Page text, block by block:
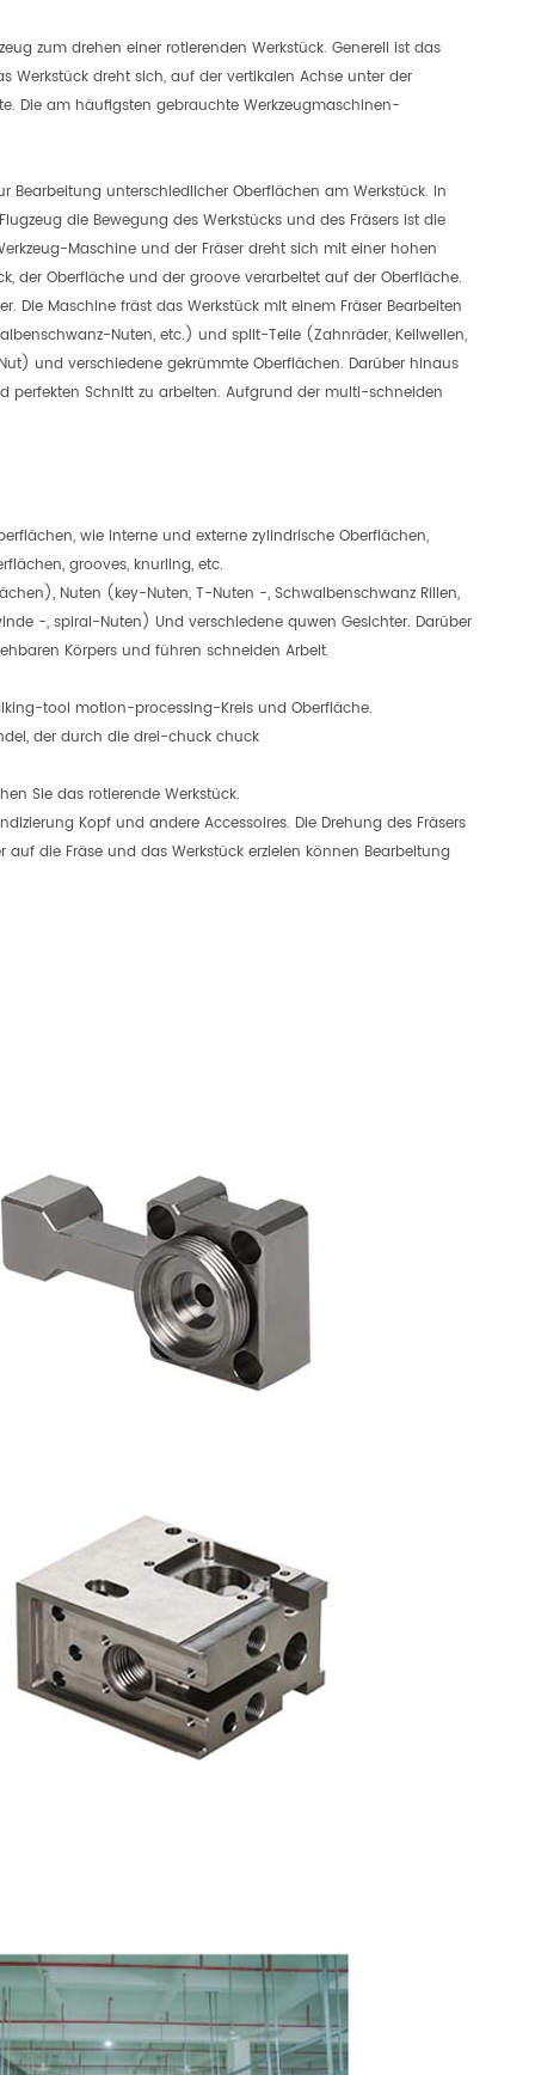
zum drehen einer rotierenden Werkstück. Generell ist das
Werkstück dreht sich, auf der vertikalen Achse unter der
Die am häufigsten gebrauchte Werkzeugmaschinen-
Bearbeitung unterschiedlicher Oberflächen am Werkstück. In
die Bewegung des Werkstücks und des Fräsers ist die
Maschine und der Fräser dreht sich mit einer hohen
der Oberfläche und der groove verarbeitet auf der Oberfläche.
Maschine fräst das Werkstück mit einem Fräser Bearbeiten
Nuten, etc.) und split-Teile (Zahnräder, Keilwellen,
und verschiedene gekrümmte Oberflächen. Darüber hinaus
Schnitt zu arbeiten. Aufgrund der multi-schneiden
wie interne und externe zylindrische Oberflächen,
grooves, knurling, etc.
Nuten (key-Nuten, T-Nuten -, Schwalbenschwanz Rillen,
-, spiral-Nuten) Und verschiedene quwen Gesichter. Darüber
Körpers und führen schneiden Arbeit.
tool motion-processing-Kreis und Oberfläche.
der durch die drei-chuck chuck
Sie das rotierende Werkstück.
Kopf und andere Accessoires. Die Drehung des Fräsers
die Fräse und das Werkstück erzielen können Bearbeitung